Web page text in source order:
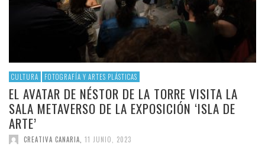
CULTURA FOTOGRAFÍA Y ARTES PLÁSTICAS
EL AVATAR DE NÉSTOR DE LA TORRE VISITA LA
SALA METAVERSO DE LA EXPOSICIÓN ‘ISLA DE
ARTE’
CREATIVA CANARIA 11 JUNIO, 2023